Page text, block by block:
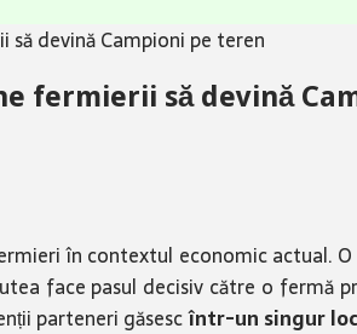
devină Campioni pe teren
fermierii să devină
în contextul economic
face pasul decisiv către o
parteneri găsescîntr-un singur loc